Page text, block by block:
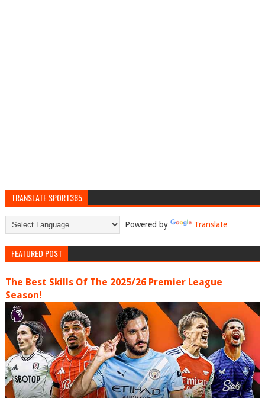
TRANSLATE SPORT365
Powered by Translate
FEATURED POST
The Best Skills Of The 2025/26 Premier League
Season!